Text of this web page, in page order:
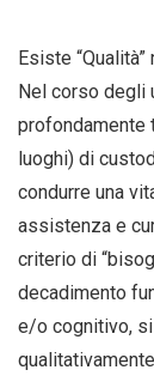
Esiste
Nel corso degli
profondamente
luoghi) di
condurre una
assistenza e
criterio di
decadimento
e/o cognitivo,